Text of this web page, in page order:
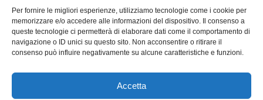
Per fornire le migliori esperienze, utilizziamo tecnologie come i cookie per
memorizzare e/o accedere alle informazioni del dispositivo. Il consenso a
queste tecnologie ci permetterà di elaborare dati come il comportamento di
navigazione o ID unici su questo sito. Non acconsentire o ritirare il
consenso può influire negativamente su alcune caratteristiche e funzioni.
Accetta